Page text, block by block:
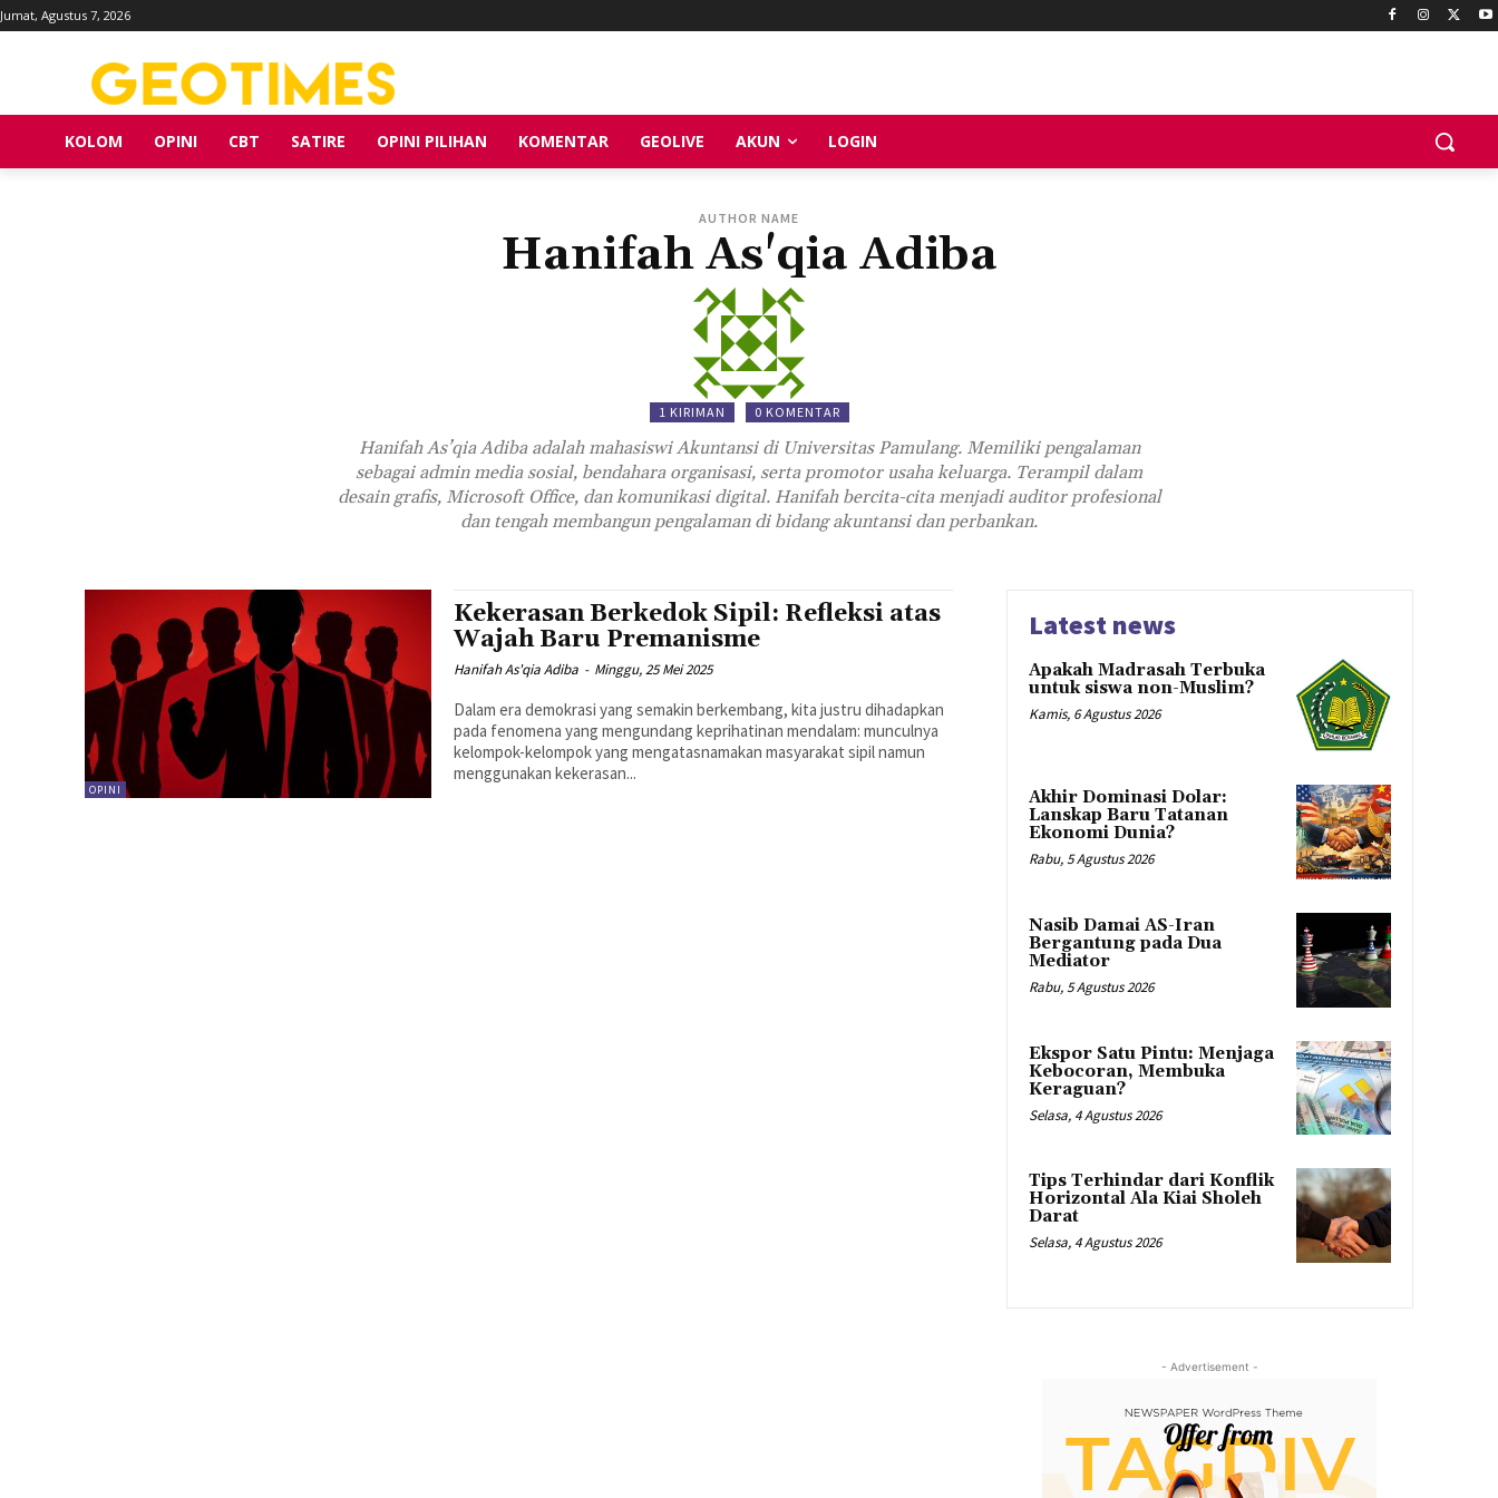
Jumat, Agustus 7, 2026
KOLOM OPINI CBT SATIRE OPINI PILIHAN KOMENTAR GEOLIVE AKUN LOGIN
AUTHOR NAME
Hanifah As'qia Adiba
1 KIRIMAN 0 KOMENTAR
Hanifah As’qia Adiba adalah mahasiswi Akuntansi di Universitas Pamulang. Memiliki pengalaman
sebagai admin media sosial, bendahara organisasi, serta promotor usaha keluarga. Terampil dalam
desain grafis, Microsoft Office, dan komunikasi digital. Hanifah bercita-cita menjadi auditor profesional
dan tengah membangun pengalaman di bidang akuntansi dan perbankan.
OPINI
Kekerasan Berkedok Sipil: Refleksi atas
Wajah Baru Premanisme
Hanifah As'qia Adiba - Minggu, 25 Mei 2025
Dalam era demokrasi yang semakin berkembang, kita justru dihadapkan
pada fenomena yang mengundang keprihatinan mendalam: munculnya
kelompok-kelompok yang mengatasnamakan masyarakat sipil namun
menggunakan kekerasan...
Latest news
Apakah Madrasah Terbuka
untuk siswa non-Muslim?
Kamis, 6 Agustus 2026
Akhir Dominasi Dolar:
Lanskap Baru Tatanan
Ekonomi Dunia?
Rabu, 5 Agustus 2026
Nasib Damai AS-Iran
Bergantung pada Dua
Mediator
Rabu, 5 Agustus 2026
Ekspor Satu Pintu: Menjaga
Kebocoran, Membuka
Keraguan?
Selasa, 4 Agustus 2026
Tips Terhindar dari Konflik
Horizontal Ala Kiai Sholeh
Darat
Selasa, 4 Agustus 2026
- Advertisement -